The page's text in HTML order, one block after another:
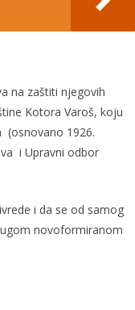
na zaštiti njegovih
Kotora Varoš, koju
(osnovano 1926.
i Upravni odbor
i da se od samog
novoformiranom